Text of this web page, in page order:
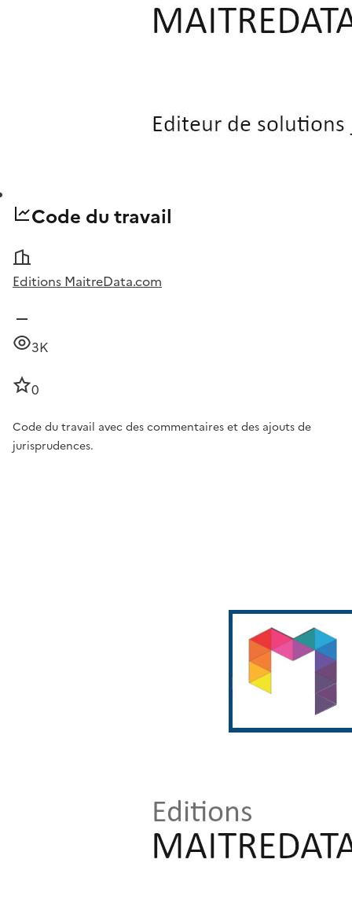
Code du travail
Editions MaitreData.com
3K
0
Code du travail avec des commentaires et des ajouts de
jurisprudences.